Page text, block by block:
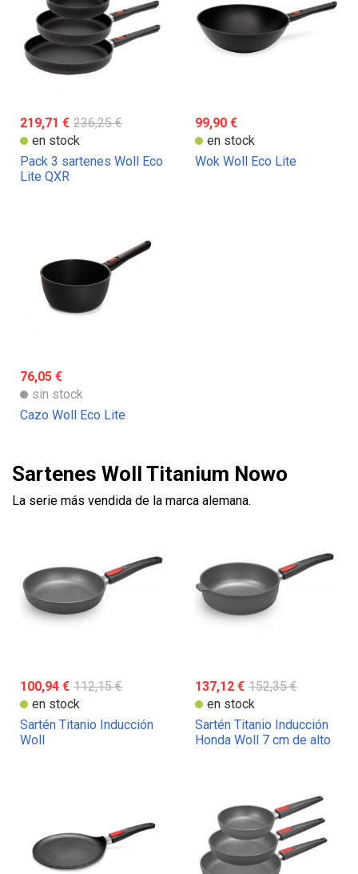
219,71 € 236,25 €
en stock
Pack 3 sartenes Woll Eco
Lite QXR
99,90 €
en stock
Wok Woll Eco Lite
76,05 €
sin stock
Cazo Woll Eco Lite
Sartenes Woll Titanium Nowo
La serie más vendida de la marca alemana.
100,94 € 112,15 €
en stock
Sartén Titanio Inducción
Woll
137,12 € 152,35 €
en stock
Sartén Titanio Inducción
Honda Woll 7 cm de alto